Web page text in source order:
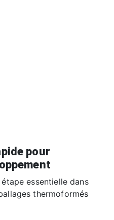
pour
essentielle dans
thermoformés